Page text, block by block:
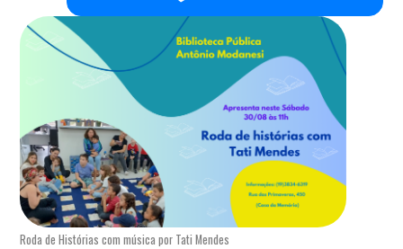
Roda de Histórias com música por Tati Mendes